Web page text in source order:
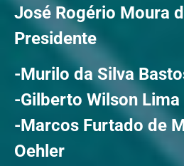
José Rogério Moura
Presidente
-Murilo da Silva
-Gilberto Wilson
-Marcos Furtado de
Oehler